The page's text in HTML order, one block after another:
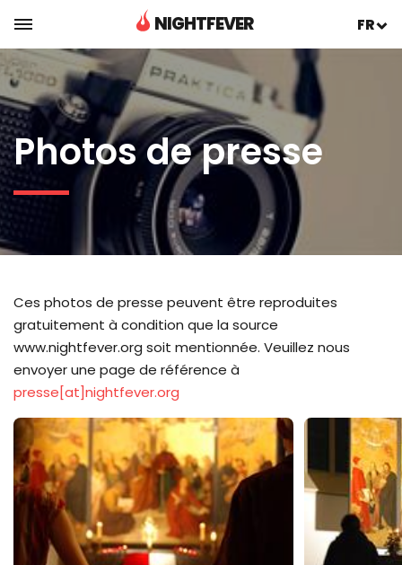
NIGHTFEVER FR
Photos de presse
Ces photos de presse peuvent être reproduites
gratuitement à condition que la source
www.nightfever.org soit mentionnée. Veuillez nous
envoyer une page de référence à
presse[at]nightfever.org